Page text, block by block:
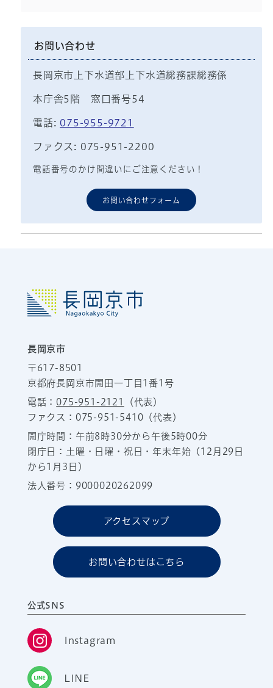
お問い合わせ
長岡京市上下水道部上下水道総務課総務係
本庁舎5階 窓口番号54
電話: 075-955-9721
ファクス: 075-951-2200
電話番号のかけ間違いにご注意ください！
お問い合わせフォーム
長岡京市
〒617-8501
京都府長岡京市開田一丁目1番1号
電話：075-951-2121
（代表）
ファクス：075-951-5410（代表）
開庁時間：午前8時30分から午後5時00分
閉庁日：土曜・日曜・祝日・年末年始（12月29日
から1月3日）
法人番号：9000020262099
アクセスマップ
お問い合わせはこちら
公式SNS
Instagram
LINE